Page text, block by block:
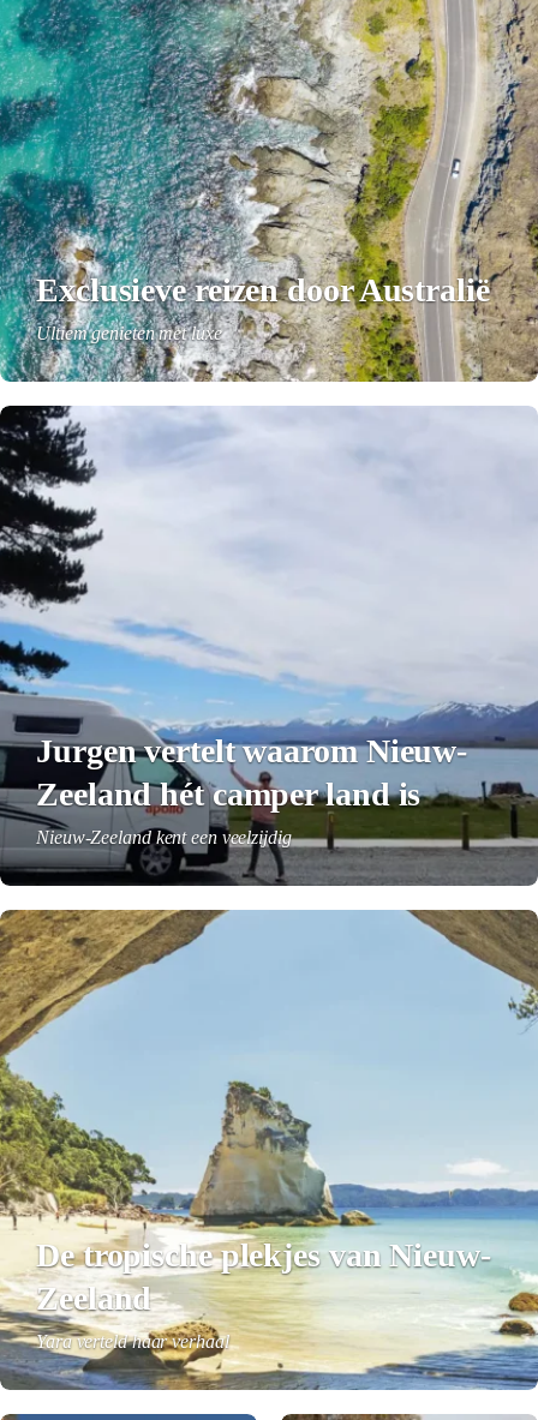
Exclusieve reizen door Australië
Ultiem genieten met luxe
Jurgen vertelt waarom Nieuw-
Zeeland hét camper land is
Nieuw-Zeeland kent een veelzijdig
De tropische plekjes van Nieuw-
Zeeland
Yara verteld haar verhaal